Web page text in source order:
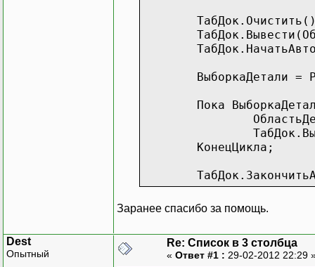
ВыборкаДетали =
Пока
КонецЦикла;
Заранее спасибо за помощь.
Dest
Опытный
Re: Список в 3 столбца
« Ответ #1 : 29-02-2012 22:29